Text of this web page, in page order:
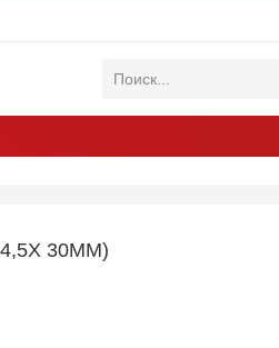
30MM)